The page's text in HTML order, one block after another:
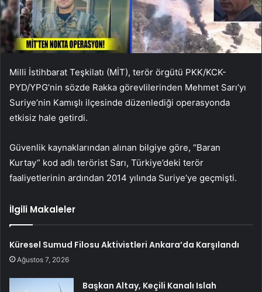
Milli İstihbarat Teşkilatı (MİT), terör örgütü PKK/KCK-
PYD/YPG’nin sözde Rakka görevlilerinden Mehmet Sarı’yı ​​
Suriye’nin Kamışlı ilçesinde düzenlediği operasyonda
etkisiz hale getirdi.
Güvenlik kaynaklarından alınan bilgiye göre, “Baran
Kurtay” kod adlı terörist Sarı, Türkiye’deki terör
faaliyetlerinin ardından 2014 yılında Suriye’ye geçmişti.
İlgili Makaleler
Küresel Sumud Filosu Aktivistleri Ankara’da Karşılandı
Ağustos 7, 2026
Başkan Altay, Keçili Kanalı Islah